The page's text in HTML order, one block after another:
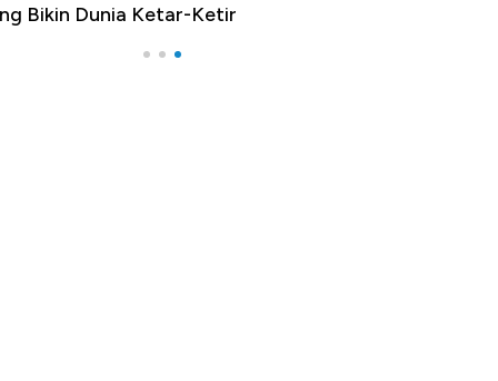
Bikin Dunia Ketar-Ketir